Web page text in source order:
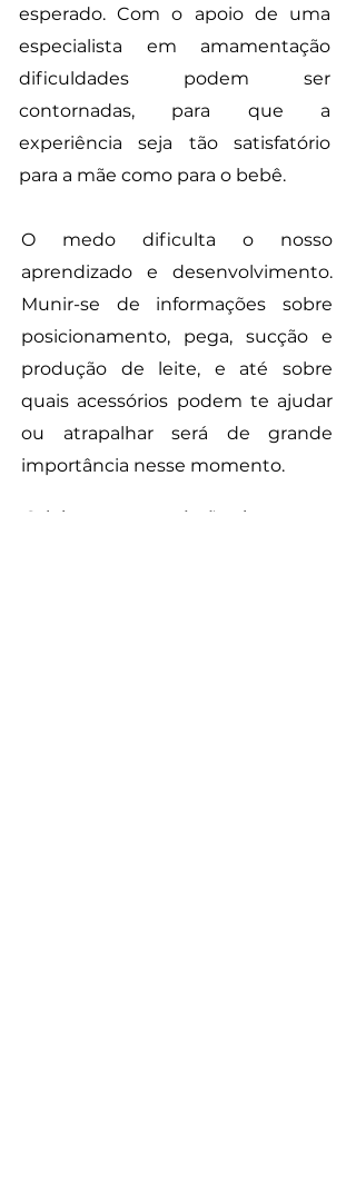
esperado. Com o apoio de uma
especialista em amamentação
dificuldades podem ser
contornadas, para que a
experiência seja tão satisfatório
para a mãe como para o bebê.
O medo dificulta o nosso
aprendizado e desenvolvimento.
Munir-se de informações sobre
posicionamento, pega, sucção e
produção de leite, e até sobre
quais acessórios podem te ajudar
ou atrapalhar será de grande
importância nesse momento.
O leite materno é tão rico, que o